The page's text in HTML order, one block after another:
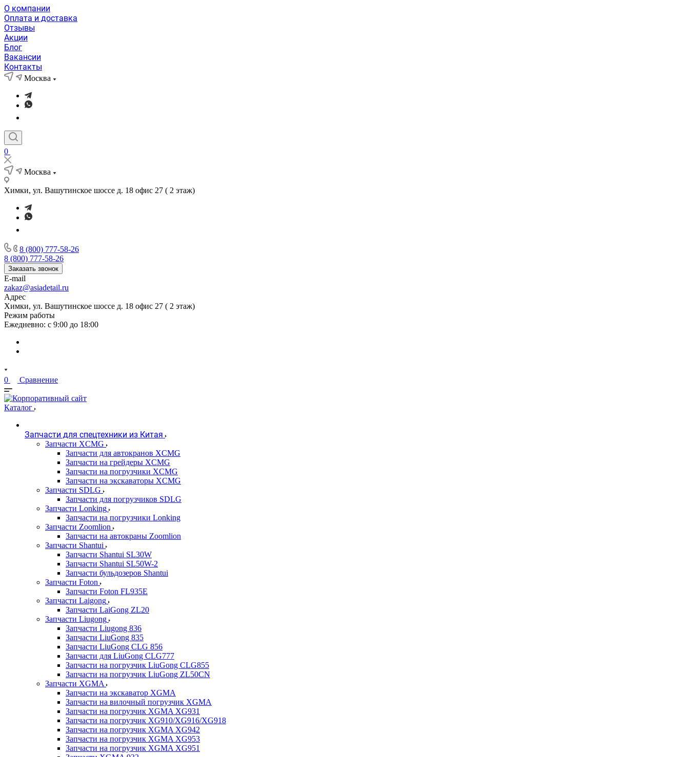
О компании
Оплата и доставка
Отзывы
Акции
Блог
Вакансии
Контакты
Москва
0
Москва
Химки, ул. Вашутинское шоссе д. 18 офис 27 ( 2 этаж)
8 (800) 777-58-26
8 (800) 777-58-26
Заказать звонок
E-mail
zakaz@asiadetail.ru
Адрес
Химки, ул. Вашутинское шоссе д. 18 офис 27 ( 2 этаж)
Режим работы
Ежедневно: с 9:00 до 18:00
0 Сравнение
Каталог
Запчасти для спецтехники из Китая
Запчасти XCMG
Запчасти для автокранов XCMG
Запчасти на грейдеры XCMG
Запчасти на погрузчики XCMG
Запчасти на экскаваторы XCMG
Запчасти SDLG
Запчасти для погрузчиков SDLG
Запчасти Lonking
Запчасти на погрузчики Lonking
Запчасти Zoomlion
Запчасти на автокраны Zoomlion
Запчасти Shantui
Запчасти Shantui SL30W
Запчасти Shantui SL50W-2
Запчасти бульдозеров Shantui
Запчасти Foton
Запчасти Foton FL935E
Запчасти Laigong
Запчасти LaiGong ZL20
Запчасти Liugong
Запчасти Liugong 836
Запчасти LiuGong 835
Запчасти LiuGong CLG 856
Запчасти для LiuGong CLG777
Запчасти на погрузчик LiuGong CLG855
Запчасти на погрузчик LiuGong ZL50CN
Запчасти XGMA
Запчасти на экскаватор XGMA
Запчасти на вилочный погрузчик XGMA
Запчасти на погрузчик XGMA XG931
Запчасти на погрузчик XG910/XG916/XG918
Запчасти на погрузчик XGMA XG942
Запчасти на погрузчик XGMA XG953
Запчасти на погрузчик XGMA XG951